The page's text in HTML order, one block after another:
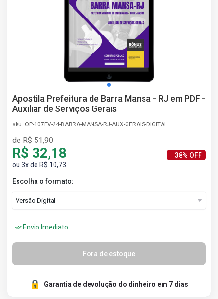
Apostila Prefeitura de Barra Mansa - RJ em PDF -
Auxiliar de Serviços Gerais
sku: OP-107FV-24-BARRA-MANSA-RJ-AUX-GERAIS-DIGITAL
de R$ 51,90
R$ 32,18
ou 3x de R$ 10,73
38% OFF
Escolha o formato:
Envio Imediato
Fora de estoque
Garantia de devolução do dinheiro em 7 dias